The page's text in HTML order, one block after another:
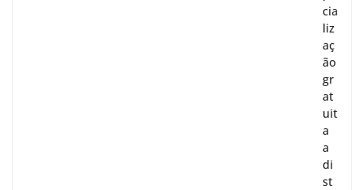
cia
liz
aç
ão
gr
at
uit
a
a
di
st